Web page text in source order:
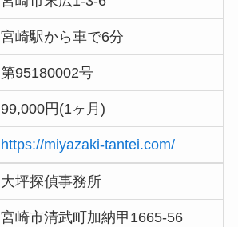
宮崎駅から車で6分
第95180002号
99,000円(1ヶ月)
https://miyazaki-tantei.com/
大坪探偵事務所
宮崎市清武町加納甲1665-56